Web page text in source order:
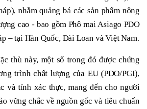
nhằm quảng bá các sản phẩm nông
cao - bao gồm Phô mai Asiago PDO
– tại Hàn Quốc, Đài Loan và Việt Nam.
thù này, một số trong đó được chứng
trình chất lượng của EU (PDO/PGI),
và tính xác thực, mang đến cho người
vững chắc về nguồn gốc và tiêu chuẩn